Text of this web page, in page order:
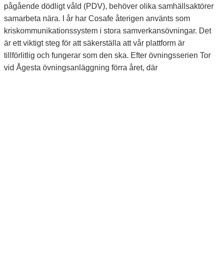
pågående dödligt våld (PDV), behöver olika samhällsaktörer
samarbeta nära. I år har Cosafe återigen använts som
kriskommunikationssystem i stora samverkansövningar. Det
är ett viktigt steg för att säkerställa att vår plattform är
tillförlitlig och fungerar som den ska. Efter övningsserien Tor
vid Ågesta övningsanläggning förra året, där